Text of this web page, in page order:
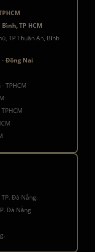
Bình, TP HCM
TP Thuận An, Bình
-Đồng Nai
TPHCM
Đà Nẵng.
Đà Nẵng